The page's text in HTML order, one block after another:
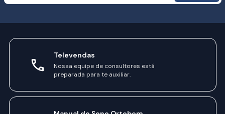
Televendas
Nossa equipe de consultores está
preparada para te auxiliar.